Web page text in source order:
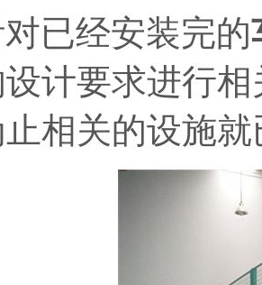
已经安装完的
计要求进行
相关的设施